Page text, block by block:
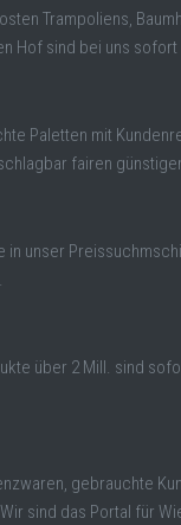
Trampoliens,
Hof sind bei uns
Paletten mit
fairen
in unser
über 2 Mill. sind
gebrauchte
sind das Portal für